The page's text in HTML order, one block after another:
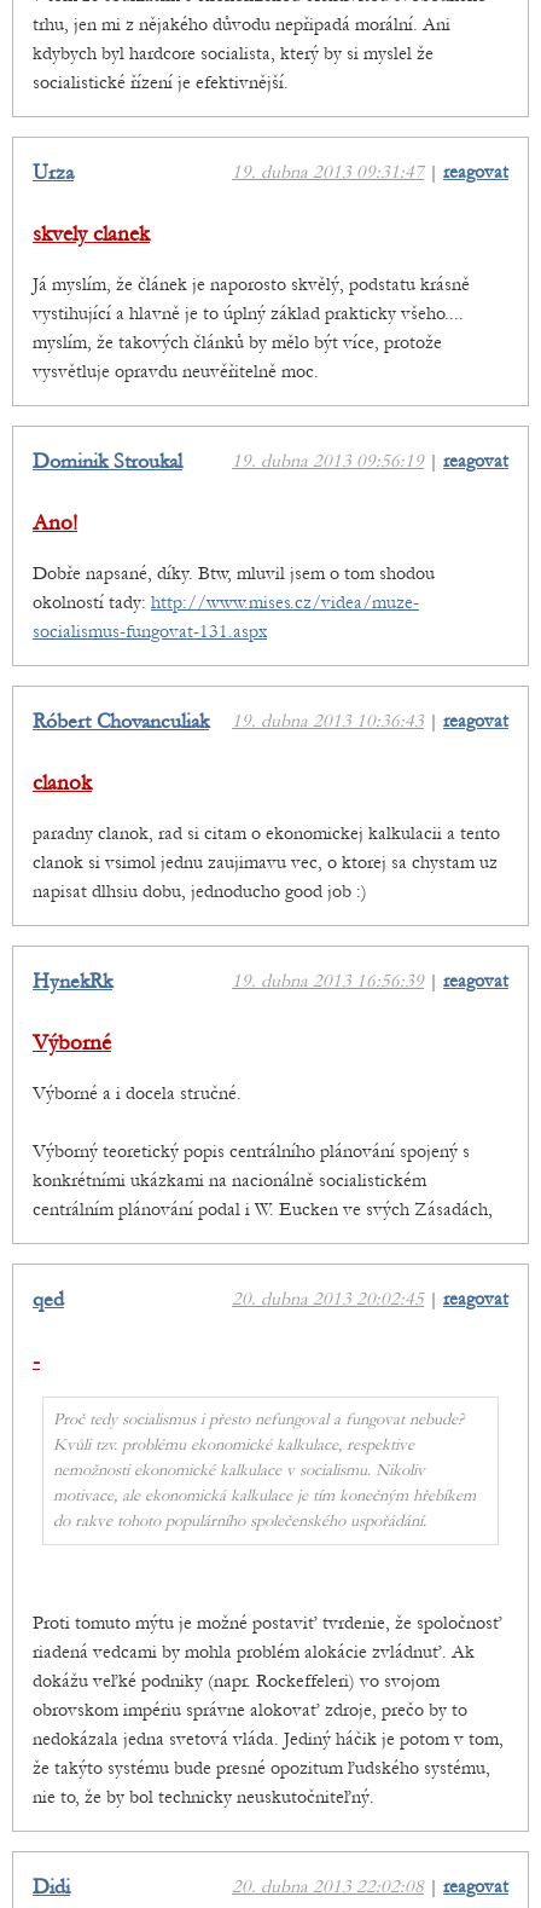
trhu, jen mi z nějakého důvodu nepřipadá morální. Ani
kdybych byl hardcore socialista, který by si myslel že
socialistické řízení je efektivnější.
19. dubna 2013 09:31:47| reagovat
Urza
skvely clanek
Já myslím, že článek je naporosto skvělý, podstatu krásně
vystihující a hlavně je to úplný základ prakticky všeho....
myslím, že takových článků by mělo být více, protože
vysvětluje opravdu neuvěřitelně moc.
19. dubna 2013 09:56:19| reagovat
Dominik Stroukal
Ano!
Dobře napsané, díky. Btw, mluvil jsem o tom shodou
okolností tady: http://www.mises.cz/videa/muze-
socialismus-fungovat-131.aspx
19. dubna 2013 10:36:43 | reagovat
Róbert Chovanculiak
clanok
paradny clanok, rad si citam o ekonomickej kalkulacii a tento
clanok si vsimol jednu zaujimavu vec, o ktorej sa chystam uz
napisat dlhsiu dobu, jednoducho good job :)
19. dubna 2013 16:56:39| reagovat
HynekRk
Výborné
Výborné a i docela stručné.
Výborný teoretický popis centrálního plánování spojený s
konkrétními ukázkami na nacionálně socialistickém
centrálním plánování podal i W. Eucken ve svých Zásadách,
20. dubna 2013 20:02:45| reagovat
qed
-
Proč tedy socialismus i přesto nefungoval a fungovat nebude?
Kvůli tzv. problému ekonomické kalkulace, respektive
nemožnosti ekonomické kalkulace v socialismu. Nikoliv
motivace, ale ekonomická kalkulace je tím konečným hřebíkem
do rakve tohoto populárního společenského uspořádání.
Proti tomuto mýtu je možné postaviť tvrdenie, že spoločnosť
riadená vedcami by mohla problém alokácie zvládnuť. Ak
dokážu veľké podniky (napr. Rockeffeleri) vo svojom
obrovskom impériu správne alokovať zdroje, prečo by to
nedokázala jedna svetová vláda. Jediný háčik je potom v tom,
že takýto systému bude presné opozitum ľudského systému,
nie to, že by bol technicky neuskutočniteľný.
20. dubna 2013 22:02:08| reagovat
Didi